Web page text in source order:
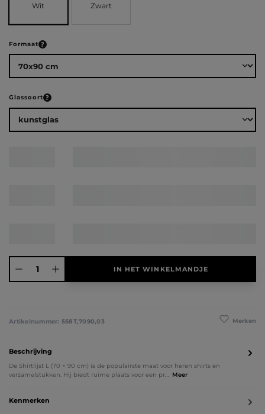
Wit Zwart
Selecteer
Formaat
Selecteer
Glassoort
Producthoeveelheid: Voer de gewenste hoeveelheid in of gebruik de
IN HET WINKELMANDJE
Merken
Artikelnummer: 558T,7090,03
Beschrijving
De Shirtlijst L (70 × 90 cm) is de populairste maat voor heren shirts en
verzamelstukken. Hij biedt ruime plaats voor een pr… Meer
Kenmerken